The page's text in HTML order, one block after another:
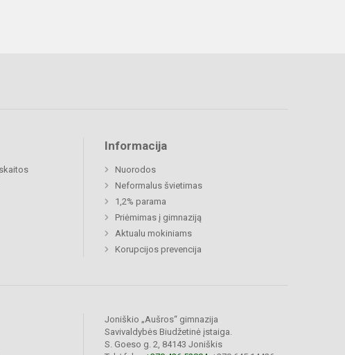
Informacija
Nuorodos
Neformalus švietimas
1,2% parama
Priėmimas į gimnaziją
Aktualu mokiniams
Korupcijos prevencija
Joniškio „Aušros“ gimnazija
Savivaldybės Biudžetinė įstaiga.
S. Goeso g. 2, 84143 Joniškis